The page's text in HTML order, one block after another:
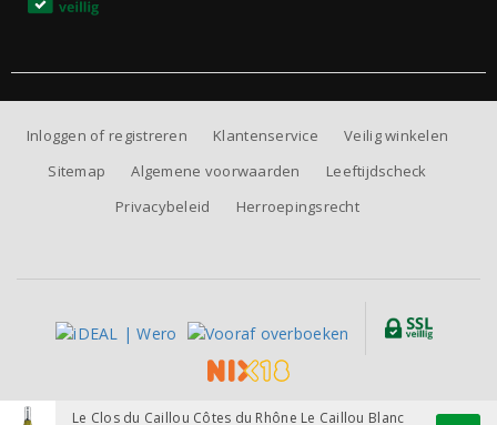
Le Clos du Caillou Côtes du Rhône Le Caillou Blanc
Inloggen of registreren Klantenservice
Veilig winkelen
Sitemap
Algemene voorwaarden
Leeftijdscheck
Privacybeleid
Herroepingsrecht
Alle prijzen zijn inclusief BTW, exclusief eventuele verzendkosten.